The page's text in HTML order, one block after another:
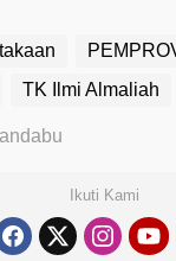
TK Ilmi Almaliah
Ikuti Kami